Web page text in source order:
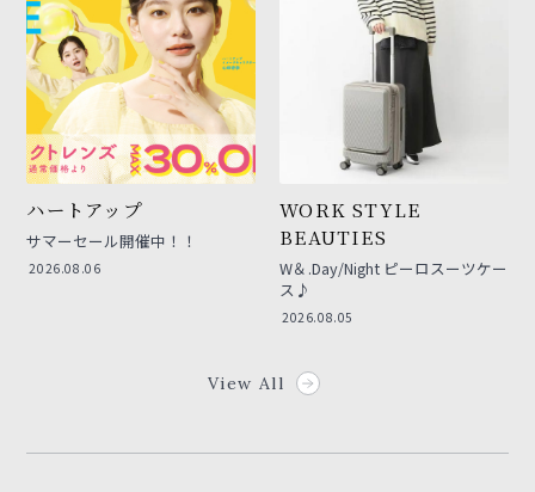
ハートアップ
サマーセール開催中！！
2026.08.06
WORK STYLE
BEAUTIES
W＆.Day/Night ピーロスーツケー
ス♪
2026.08.05
View All